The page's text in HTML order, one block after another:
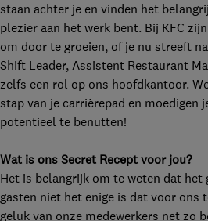
staan achter je en vinden het
plezier aan het werk bent. Bij KFC
om door te groeien, of je nu streeft
Shift Leader, Assistent Restaurant
zelfs een rol op ons hoofdkantoor.
stap van je carrièrepad en moedigen
potentieel te benutten!
Wat is ons Secret Recept voor jou?
Het is belangrijk om te weten dat het
gasten niet het enige is dat voor ons
geluk van onze medewerkers net zo